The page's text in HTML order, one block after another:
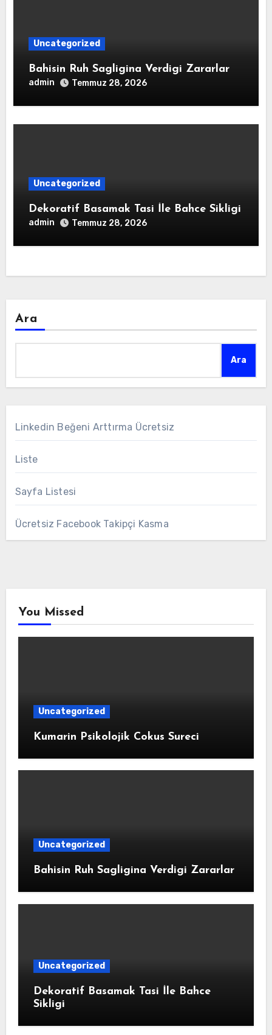
Uncategorized
Bahisin Ruh Sagligina Verdigi Zararlar
admin Temmuz 28, 2026
Uncategorized
Dekoratif Basamak Tasi İle Bahce Sikligi
admin Temmuz 28, 2026
Ara
Ara
Linkedin Beğeni Arttırma Ücretsiz
Liste
Sayfa Listesi
Ücretsiz Facebook Takipçi Kasma
You Missed
Uncategorized
Kumarin Psikolojik Cokus Sureci
Uncategorized
Bahisin Ruh Sagligina Verdigi Zararlar
Uncategorized
Dekoratif Basamak Tasi İle Bahce
Sikligi